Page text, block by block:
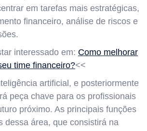
em tarefas mais estratégicas,
financeiro, análise de riscos e
interessado em: Como melhorar
time financeiro?<<
artificial, e posteriormente
peça chave para os profissionais
próximo. As principais funções
dessa área, que consistirá na